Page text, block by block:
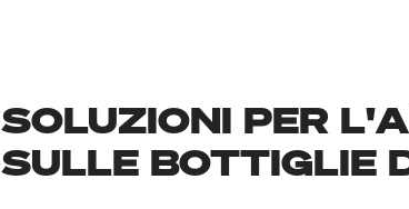
SOLUZIONI PER
SULLE BOTTIGLIE